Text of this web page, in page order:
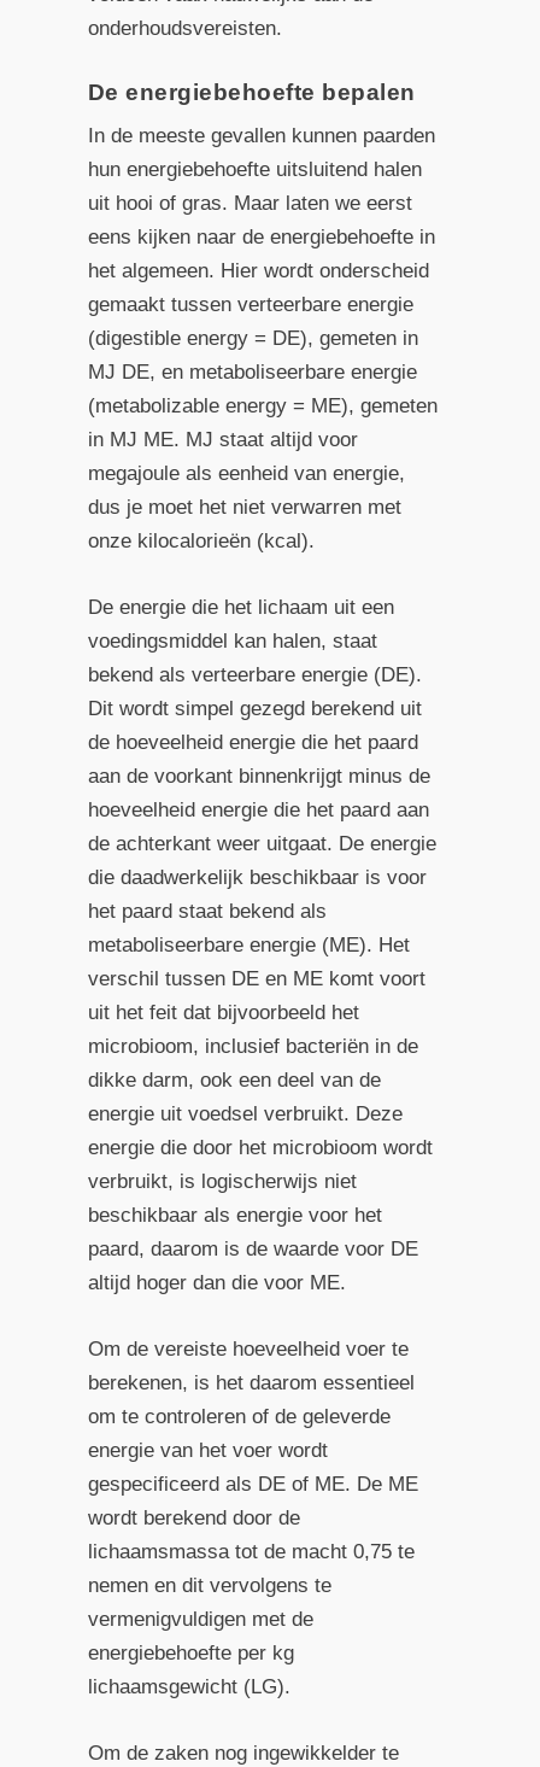
onderhoudsvereisten.
De energiebehoefte bepalen
In de meeste gevallen kunnen paarden
hun energiebehoefte uitsluitend halen
uit hooi of gras. Maar laten we eerst
eens kijken naar de energiebehoefte in
het algemeen. Hier wordt onderscheid
gemaakt tussen verteerbare energie
(digestible energy = DE), gemeten in
MJ DE, en metaboliseerbare energie
(metabolizable energy = ME), gemeten
in MJ ME. MJ staat altijd voor
megajoule als eenheid van energie,
dus je moet het niet verwarren met
onze kilocalorieën (kcal).
De energie die het lichaam uit een
voedingsmiddel kan halen, staat
bekend als verteerbare energie (DE).
Dit wordt simpel gezegd berekend uit
de hoeveelheid energie die het paard
aan de voorkant binnenkrijgt minus de
hoeveelheid energie die het paard aan
de achterkant weer uitgaat. De energie
die daadwerkelijk beschikbaar is voor
het paard staat bekend als
metaboliseerbare energie (ME). Het
verschil tussen DE en ME komt voort
uit het feit dat bijvoorbeeld het
microbioom, inclusief bacteriën in de
dikke darm, ook een deel van de
energie uit voedsel verbruikt. Deze
energie die door het microbioom wordt
verbruikt, is logischerwijs niet
beschikbaar als energie voor het
paard, daarom is de waarde voor DE
altijd hoger dan die voor ME.
Om de vereiste hoeveelheid voer te
berekenen, is het daarom essentieel
om te controleren of de geleverde
energie van het voer wordt
gespecificeerd als DE of ME. De ME
wordt berekend door de
lichaamsmassa tot de macht 0,75 te
nemen en dit vervolgens te
vermenigvuldigen met de
energiebehoefte per kg
lichaamsgewicht (LG).
Om de zaken nog ingewikkelder te